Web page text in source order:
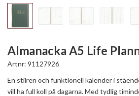
Almanacka A5 Life
Artnr: 91127926
En stilren och funktionell kalender i
vill ha full koll på dagarna. Med tydlig